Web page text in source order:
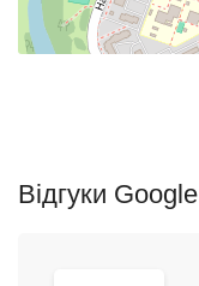
Відгуки Google